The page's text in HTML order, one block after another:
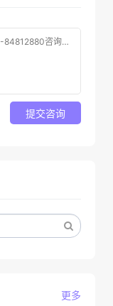
提交咨询
更多